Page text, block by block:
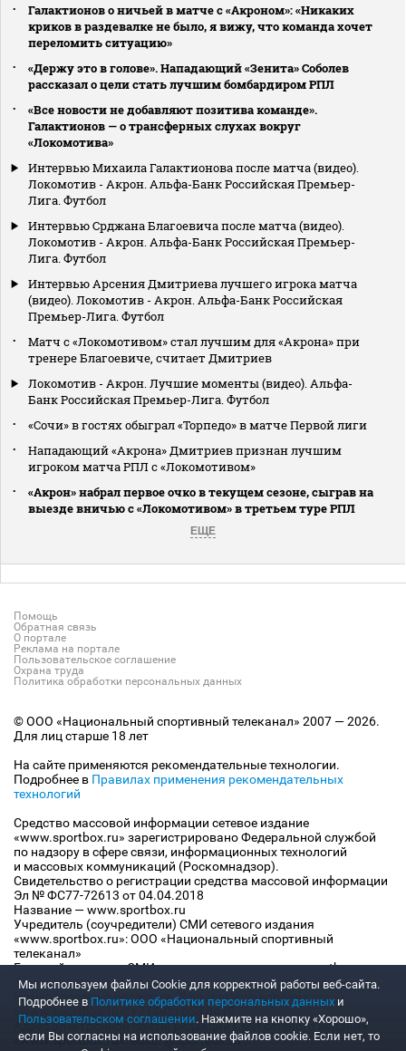
Галактионов о ничьей в матче с «Акроном»: «Никаких
криков в раздевалке не было, я вижу, что команда хочет
переломить ситуацию»
«Держу это в голове». Нападающий «Зенита» Соболев
рассказал о цели стать лучшим бомбардиром РПЛ
«Все новости не добавляют позитива команде».
Галактионов — о трансферных слухах вокруг
«Локомотива»
Интервью Михаила Галактионова после матча (видео).
Локомотив - Акрон. Альфа-Банк Российская Премьер-
Лига. Футбол
Интервью Срджана Благоевича после матча (видео).
Локомотив - Акрон. Альфа-Банк Российская Премьер-
Лига. Футбол
Интервью Арсения Дмитриева лучшего игрока матча
(видео). Локомотив - Акрон. Альфа-Банк Российская
Премьер-Лига. Футбол
Матч с «Локомотивом» стал лучшим для «Акрона» при
тренере Благоевиче, считает Дмитриев
Локомотив - Акрон. Лучшие моменты (видео). Альфа-
Банк Российская Премьер-Лига. Футбол
«Сочи» в гостях обыграл «Торпедо» в матче Первой лиги
Нападающий «Акрона» Дмитриев признан лучшим
игроком матча РПЛ с «Локомотивом»
«Акрон» набрал первое очко в текущем сезоне, сыграв на
выезде вничью с «Локомотивом» в третьем туре РПЛ
ЕЩЕ
Помощь
Обратная связь
О портале
Реклама на портале
Пользовательское соглашение
Охрана труда
Политика обработки персональных данных
© ООО «Национальный спортивный телеканал» 2007 — 2026.
Для лиц старше 18 лет
На сайте применяются рекомендательные технологии.
Подробнее в Правилах применения рекомендательных
технологий
Средство массовой информации сетевое издание
«www.sportbox.ru» зарегистрировано Федеральной службой
по надзору в сфере связи, информационных технологий
и массовых коммуникаций (Роскомнадзор).
Свидетельство о регистрации средства массовой информации
Эл № ФС77-72613 от 04.04.2018
Название — www.sportbox.ru
Учредитель (соучредители) СМИ сетевого издания
«www.sportbox.ru»: ООО «Национальный спортивный
телеканал»
Главный редактор СМИ сетевого издания «www.sportbox.ru»:
Конов В.А.
Номер телефона редакции СМИ сетевого издания
«www.sportbox.ru»: +7 (495) 653 8419
Адрес электронной почты редакции СМИ сетевого издания
«www.sportbox.ru»: editor@sportbox.ru
Мы используем файлы Сookie для корректной работы веб-сайта.
Подробнее в Политике обработки персональных данных и
Пользовательском соглашении. Нажмите на кнопку «Хорошо»,
если Вы согласны на использование файлов cookie. Если нет, то